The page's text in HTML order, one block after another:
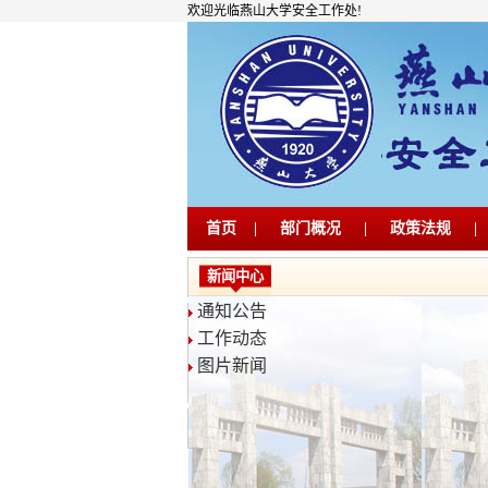
欢迎光临燕山大学安全工作处!
首页 部门概况 政策法规
新闻中心
通知公告
工作动态
图片新闻